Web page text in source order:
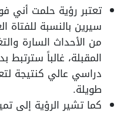
تعتبر رؤية حلمت أني
سيرين بالنسبة للفتاة
من الأحداث السارة
المقبلة، غالباً
دراسي عالي كنتيجة
طويلة.
كما تشير الرؤية إلى